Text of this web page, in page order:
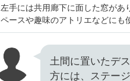
左手には共用廊下に面した窓があ
ペースや趣味のアトリエなどにも
土間に置いたデ
方には、ステー